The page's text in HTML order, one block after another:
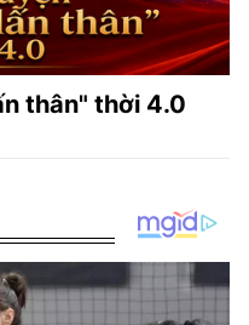
thân" thời 4.0